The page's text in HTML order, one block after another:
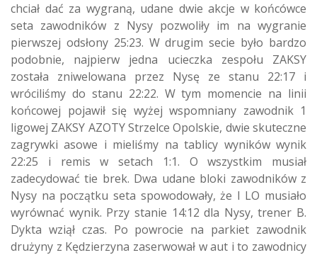
chciał dać za wygraną, udane dwie akcje w końcówce
seta zawodników z Nysy pozwoliły im na wygranie
pierwszej odsłony 25:23. W drugim secie było bardzo
podobnie, najpierw jedna ucieczka zespołu ZAKSY
została zniwelowana przez Nysę ze stanu 22:17 i
wróciliśmy do stanu 22:22. W tym momencie na linii
końcowej pojawił się wyżej wspomniany zawodnik 1
ligowej ZAKSY AZOTY Strzelce Opolskie, dwie skuteczne
zagrywki asowe i mieliśmy na tablicy wyników wynik
22:25 i remis w setach 1:1. O wszystkim musiał
zadecydować tie brek. Dwa udane bloki zawodników z
Nysy na początku seta spowodowały, że I LO musiało
wyrównać wynik. Przy stanie 14:12 dla Nysy, trener B.
Dykta wziął czas. Po powrocie na parkiet zawodnik
drużyny z Kędzierzyna zaserwował w aut i to zawodnicy